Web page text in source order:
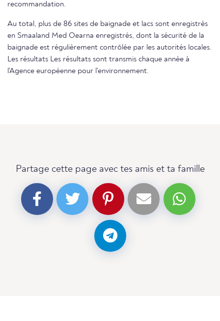
recommandation.
Au total, plus de 86 sites de baignade et lacs sont enregistrés
en Smaaland Med Oearna enregistrés, dont la sécurité de la
baignade est régulièrement contrôlée par les autorités locales.
Les résultats Les résultats sont transmis chaque année à
l'Agence européenne pour l'environnement.
Partage cette page avec tes amis et ta famille